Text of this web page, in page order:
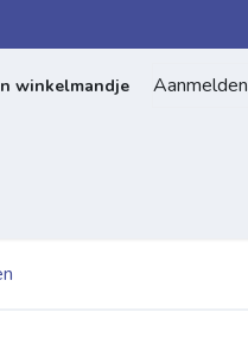
winkelmandje
Aanmelden